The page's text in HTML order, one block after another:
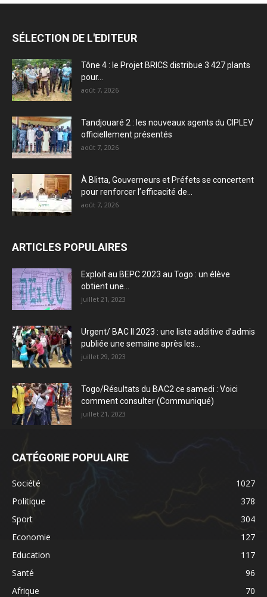
SÉLECTION DE L'EDITEUR
Tône 4 : le Projet BRICS distribue 3 427 plants
pour...
août 7, 2026
Tandjouaré 2 : les nouveaux agents du CIPLEV
officiellement présentés
août 7, 2026
À Blitta, Gouverneurs et Préfets se concertent
pour renforcer l’efficacité de...
août 7, 2026
ARTICLES POPULAIRES
Exploit au BEPC 2023 au Togo : un élève
obtient une...
juillet 21, 2023
Urgent/ BAC II 2023 : une liste additive d’admis
publiée une semaine après les...
juillet 29, 2023
Togo/Résultats du BAC2 ce samedi : Voici
comment consulter (Communiqué)
juillet 21, 2023
CATÉGORIE POPULAIRE
Société
1027
Politique
378
Sport
304
Economie
127
Education
117
Santé
96
Afrique
70